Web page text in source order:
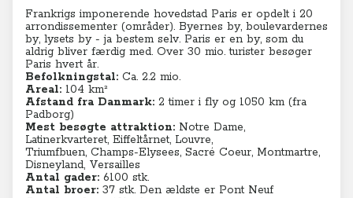
Frankrigs imponerende hovedstad Paris er opdelt i 20
arrondissementer (områder). Byernes by, boulevardernes
by, lysets by - ja bestem selv. Paris er en by, som du
aldrig bliver færdig med. Over 30 mio. turister besøger
Paris hvert år.
Befolkningstal: Ca. 2.2 mio.
Areal: 104 km²
Afstand fra Danmark: 2 timer i fly og 1050 km (fra
Padborg)
Mest besøgte attraktion: Notre Dame,
Latinerkvarteret, Eiffeltårnet, Louvre,
Triumfbuen, Champs-Elysees, Sacré Coeur, Montmartre,
Disneyland, Versailles
Antal gader: 6100 stk.
Antal broer: 37 stk. Den ældste er Pont Neuf